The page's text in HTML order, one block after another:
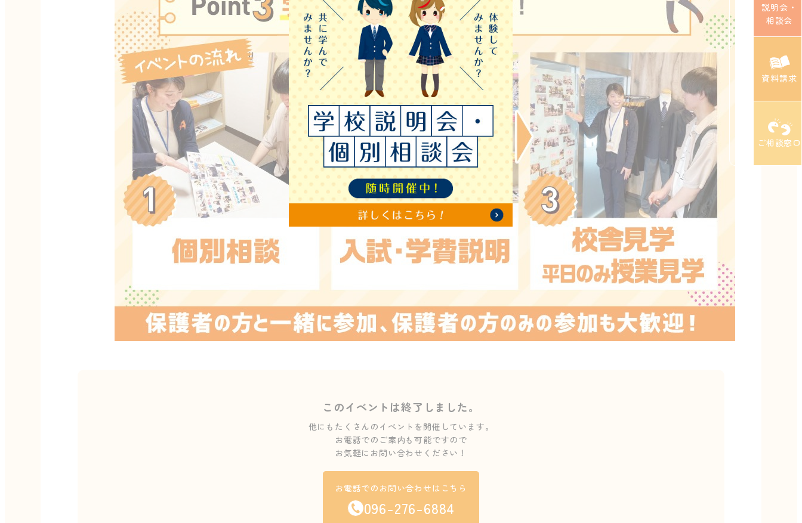
このイベントは終了しました。
他にもたくさんのイベントを開催しています。
お電話でのご案内も可能ですので
お気軽にお問い合わせください！
お電話でのお問い合わせはこちら
096-276-6884
説明会・
相談会
資料請求
ご相談窓口